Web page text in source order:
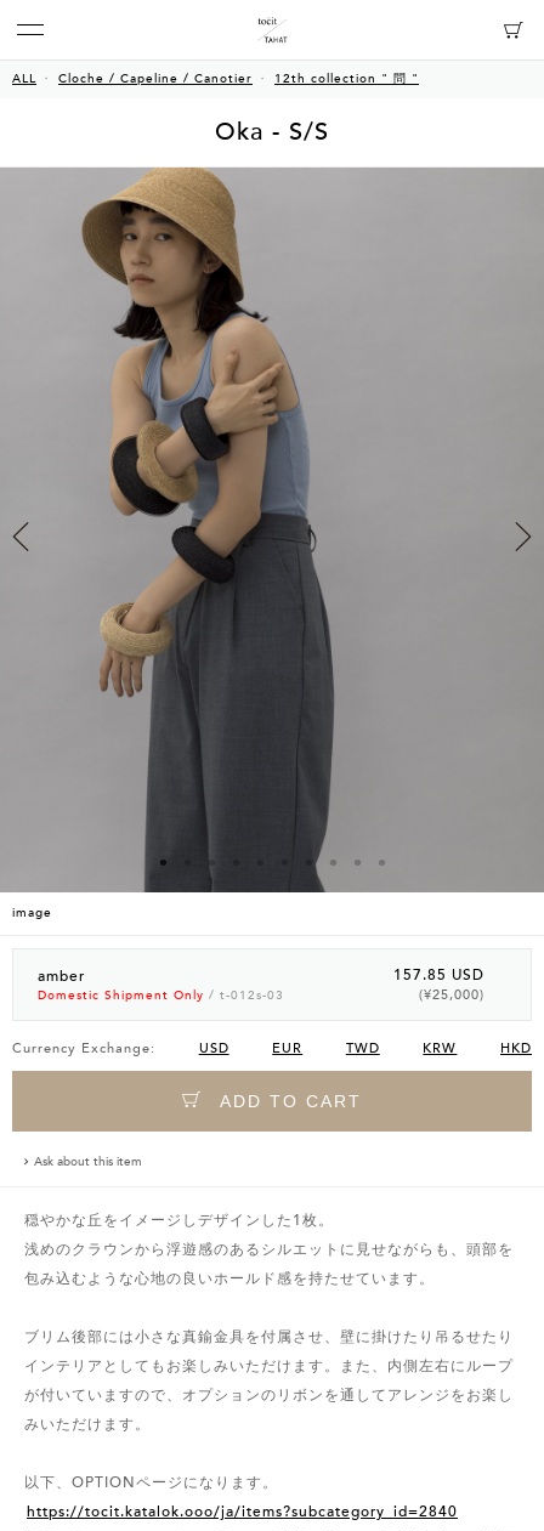
ALL Cloche / Capeline / Canotier 12th collection " 問 "
Oka - S/S
image
amber
Domestic Shipment Only / t-012s-03
157.85 USD
(¥25,000)
Currency Exchange: USD EUR TWD KRW HKD
ADD TO CART
Ask about this item
穏やかな丘をイメージしデザインした1枚。
浅めのクラウンから浮遊感のあるシルエットに見せながらも、頭部を
包み込むような心地の良いホールド感を持たせています。
ブリム後部には小さな真鍮金具を付属させ、壁に掛けたり吊るせたり
インテリアとしてもお楽しみいただけます。また、内側左右にループ
が付いていますので、オプションのリボンを通してアレンジをお楽し
みいただけます。
以下、OPTIONページになります。
https://tocit.katalok.ooo/ja/items?subcategory_id=2840